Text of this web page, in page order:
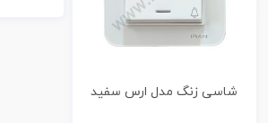
شاسی زنگ مدل ارس سفید